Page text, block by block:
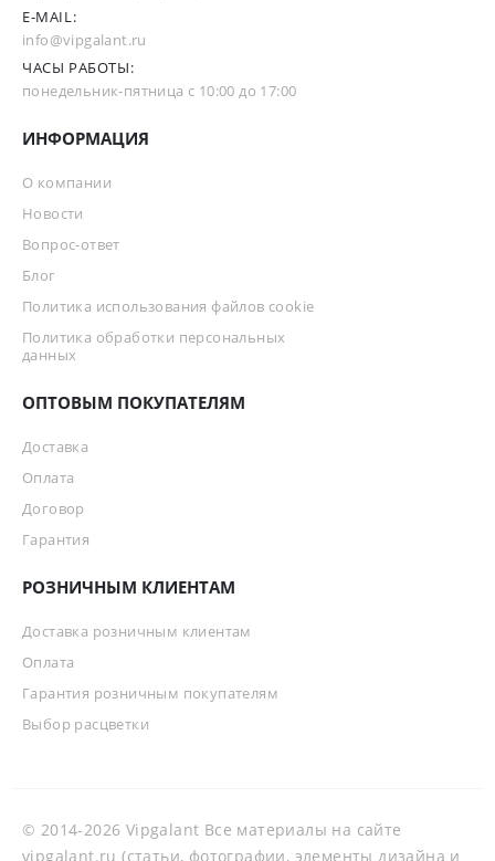
E-MAIL:
info@vipgalant.ru
ЧАСЫ РАБОТЫ:
понедельник-пятница с 10:00 до 17:00
ИНФОРМАЦИЯ
О компании
Новости
Вопрос-ответ
Блог
Политика использования файлов cookie
Политика обработки персональных
данных
ОПТОВЫМ ПОКУПАТЕЛЯМ
Доставка
Оплата
Договор
Гарантия
РОЗНИЧНЫМ КЛИЕНТАМ
Доставка розничным клиентам
Оплата
Гарантия розничным покупателям
Выбор расцветки
© 2014-2026 Vipgalant Все материалы на сайте
vipgalant.ru (статьи, фотографии, элементы дизайна и